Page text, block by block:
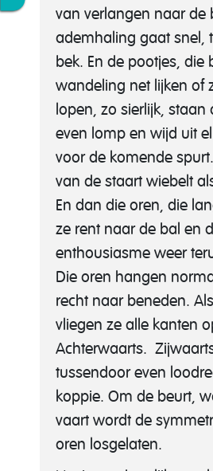
van verlangen naar de
ademhaling gaat snel,
bek. En de pootjes, die
wandeling net lijken of
lopen, zo sierlijk, staan
even lomp en wijd uit
voor de komende
van de staart wiebelt
En dan die oren, die
ze rent naar de bal en
enthousiasme weer
Die oren hangen
recht naar beneden.
vliegen ze alle kanten
Achterwaarts.
tussendoor even
koppie. Om de beurt,
vaart wordt de
oren losgelaten.